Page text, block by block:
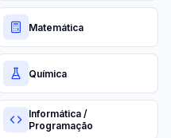
Matemática
Química
Informática /
Programação